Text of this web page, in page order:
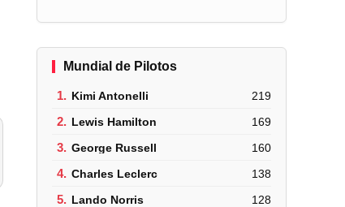
Mundial de Pilotos
1. Kimi Antonelli 219
2. Lewis Hamilton 169
3. George Russell 160
4. Charles Leclerc 138
5. Lando Norris 128